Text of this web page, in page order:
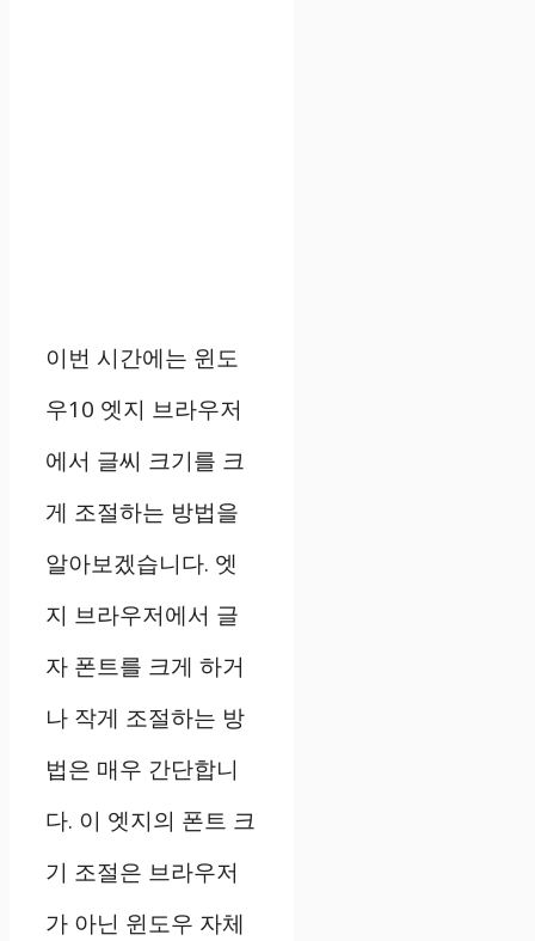
이번 시간에는 윈도
우10 엣지 브라우저
에서 글씨 크기를 크
게 조절하는 방법을
알아보겠습니다. 엣
지 브라우저에서 글
자 폰트를 크게 하거
나 작게 조절하는 방
법은 매우 간단합니
다. 이 엣지의 폰트 크
기 조절은 브라우저
가 아닌 윈도우 자체